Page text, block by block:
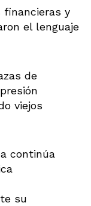
financieras y
el lenguaje
de
viejos
continúa
su